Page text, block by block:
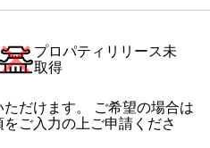
プロパティリリース未
取得
だけます。 ご希望の場合は
ご入力の上ご申請くださ